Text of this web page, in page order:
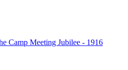
Camp Meeting Jubilee - 1916